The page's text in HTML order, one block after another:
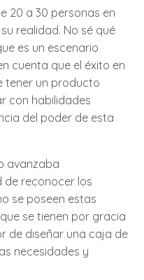
20 a 30 personas en
realidad. No sé qué
es un escenario
cuenta que el éxito en
tener un producto
con habilidades
del poder de esta
avanzaba
de reconocer los
se poseen estas
se tienen por gracia
de diseñar una caja de
necesidades y